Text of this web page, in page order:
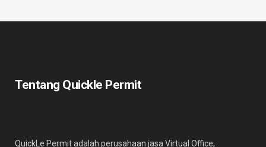
Tentang Quickle Permit
QuickLe Permit adalah perusahaan jasa Virtual Office,